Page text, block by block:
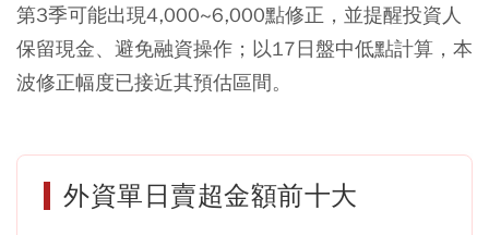
第3季可能出現4,000~6,000點修正，並提醒投資人
保留現金、避免融資操作；以17日盤中低點計算，本
波修正幅度已接近其預估區間。
外資單日賣超金額前十大